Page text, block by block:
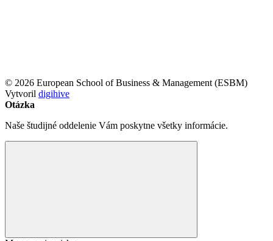
© 2026 European School of Business & Management (ESBM)
Vytvoril digihive
Otázka
Naše študijné oddelenie Vám poskytne všetky informácie.